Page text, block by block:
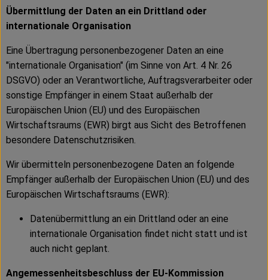
Übermittlung der Daten an ein Drittland oder
internationale Organisation
Eine Übertragung personenbezogener Daten an eine
"internationale Organisation" (im Sinne von Art. 4 Nr. 26
DSGVO) oder an Verantwortliche, Auftragsverarbeiter oder
sonstige Empfänger in einem Staat außerhalb der
Europäischen Union (EU) und des Europäischen
Wirtschaftsraums (EWR) birgt aus Sicht des Betroffenen
besondere Datenschutzrisiken.
Wir übermitteln personenbezogene Daten an folgende
Empfänger außerhalb der Europäischen Union (EU) und des
Europäischen Wirtschaftsraums (EWR):
Datenübermittlung an ein Drittland oder an eine
internationale Organisation findet nicht statt und ist
auch nicht geplant.
Angemessenheitsbeschluss der EU-Kommission